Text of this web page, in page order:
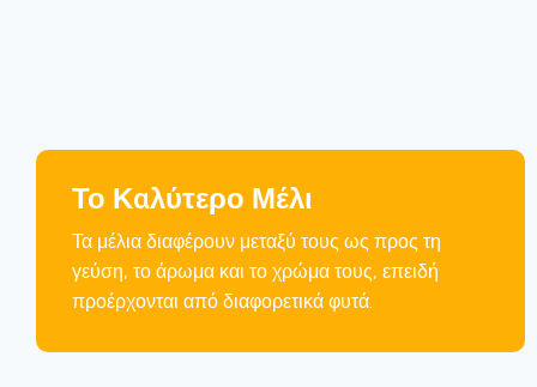
Το Καλύτερο Μέλι
Τα μέλια διαφέρουν μεταξύ τους ως προς τη
γεύση, το άρωμα και το χρώμα τους, επειδή
προέρχονται από διαφορετικά φυτά.